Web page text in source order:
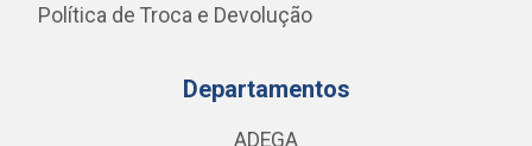
Política de Troca e Devolução
Departamentos
ADEGA